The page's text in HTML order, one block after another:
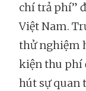
chí trả phí”
Việt Nam.
thử nghiệm
kiện thu phí
hút sự quan